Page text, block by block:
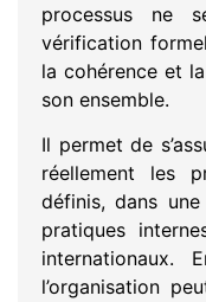
processus ne
vérification
la cohérence et
son ensemble.
Il permet de
réellement les
définis, dans
pratiques
internationaux.
l’organisation